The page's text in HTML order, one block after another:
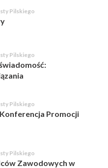
Pilskiego
Pilskiego
Pilskiego
Promocji
Pilskiego
Zawodowych w